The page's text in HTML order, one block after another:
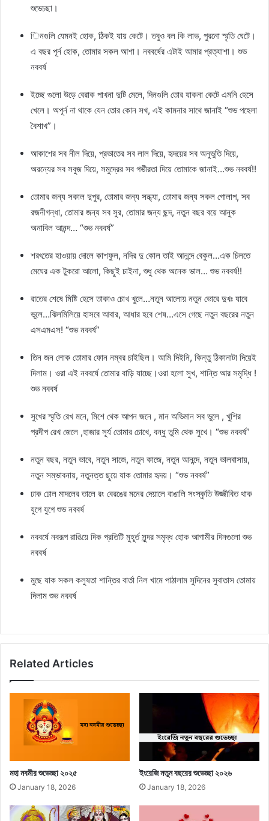
শুভেচছা।
িনগুলি যেমনই হোক, ঠিকই যায় কেটে। তবুও বল কি লাভ, পুরনো স্মৃতি ঘেটে।
এ বছর পূর্ন হোক, তোমার সকল আশা। নববর্ষের এটাই আমার প্রত্যাশা। শুভ
নববর্ষ
ইচ্ছে গুলো উড়ে বেরাক পাখনা দুটি মেলে, দিনগুলি তোর যাকনা কেটে এমনি হেসে
খেলে। অপূর্ন না থাকে যেন তোর কোন সখ, এই কামনার সাথে জানাই “শুভ পহেলা
বৈশাখ”।
আকাশের সব নীল দিয়ে, প্রভাতের সব লাল দিয়ে, হৃদয়ের সব অনুভুতি দিয়ে,
অরন্যের সব সবুজ দিয়ে, সমুদ্রের সব গভীরতা দিয়ে তোমাকে জানাই…শুভ নববর্ষ!!
তোমার জন্য সকাল দুপুর, তোমার জন্য সন্ধ্যা, তোমার জন্য সকল গোলাপ, সব
রজনীগন্ধা, তোমার জন্য সব সুর, তোমার জন্য ছন্দ, নতুন বছর বয়ে আনুক
অনাবিল আনন্দ… “শুভ নববর্ষ”
শরৎতের হাওয়ায় দোলে কাশফুল, নদির দু কোল তাই আনন্দে বেকুল…এক চিলতে
মেঘের এক টুকরো আলো, কিছুই চাইনা, শুধু থেক অনেক ভাল… শুভ নববর্ষ!!
রাতের শেষে মিষ্টি হেসে তাকাও চোখ খুলে…নতুন আলোয় নতুন ভোরে দুখঃ যাবে
ভূলে…ঝিলমিলিয়ে হাসবে আবার, আধার হবে শেষ…এসে গেছে নতুন বছরের নতুন
এসএমএস! “শুভ নববর্ষ”
তিন জন লোক তোমার ফোন নম্বর চাইছিল। আমি দিইনি, কিন্তু ঠিকানাটা দিয়েই
দিলাম। ওরা এই নববর্ষে তোমার বাড়ি যাচ্ছে।ওরা হলো সুখ, শান্তি আর সমৃদ্ধি !
শুভ নববর্ষ
সুখের স্মৃতি রেখ মনে, মিশে থেক আপন জনে , মান অভিমান সব ভুলে , খুশির
প্রদীপ রেখ জেলে ,হাজার সূর্য তোমার চোখে, বন্ধু তুমি থেক সুখে। “শুভ নববর্ষ”
নতুন বছর, নতুন ভাবে, নতুন সাজে, নতুন কাজে, নতুন আনন্দে, নতুন ভালবাসায়,
নতুন সম্ভাবনায়, নতুনত্ত ছুয়ে যাক তোমার হৃদয়। “শুভ নববর্ষ”
ঢাক ঢোল মাদলের তালে রং বেরঙের মনের দেয়ালে বাঙালি সংস্কৃতি উজ্জীবিত থাক
যুগে যুগে শুভ নববর্ষ
নববর্ষে নবরূপ রাঙিয়ে দিক প্রতিটি মুহূর্ত সুন্দর সমৃদ্ধ হোক আগামীর দিনগুলো শুভ
নববর্ষ
মুছে যাক সকল কলুষতা শান্তির বার্তা নিল খামে পাঠালাম সুদিনের সুবাতাস তোমায়
দিলাম শুভ নববর্ষ
Related Articles
মহা নবমীর শুভেচ্ছা ২০২৫
January 18, 2026
ইংরেজি নতুন বছরের শুভেচ্ছা ২০২৬
January 18, 2026